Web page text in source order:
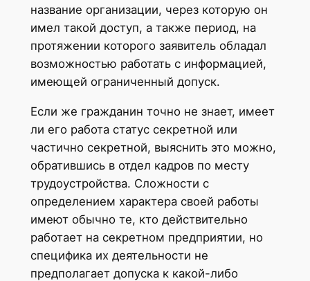
название организации, через которую он
имел такой доступ, а также период, на
протяжении которого заявитель обладал
возможностью работать с информацией,
имеющей ограниченный допуск.
Если же гражданин точно не знает, имеет
ли его работа статус секретной или
частично секретной, выяснить это можно,
обратившись в отдел кадров по месту
трудоустройства. Сложности с
определением характера своей работы
имеют обычно те, кто действительно
работает на секретном предприятии, но
специфика их деятельности не
предполагает допуска к какой-либо